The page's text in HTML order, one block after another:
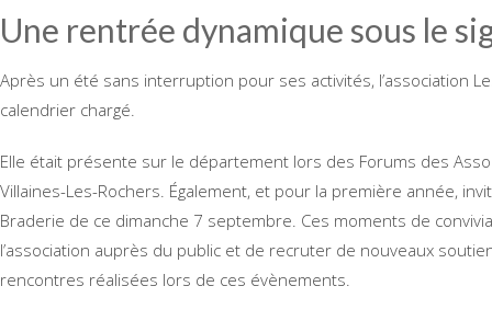
Une rentrée dynamique sous le
Après un été sans interruption pour ses activités, l’association
calendrier chargé.
Elle était présente sur le département lors des Forums des
Villaines-Les-Rochers. Également, et pour la première année,
Braderie de ce dimanche 7 septembre. Ces moments de
l’association auprès du public et de recruter de nouveaux
rencontres réalisées lors de ces évènements.